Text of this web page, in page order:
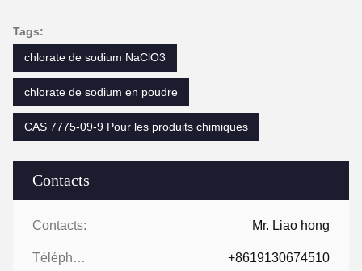
Contacts
Contacts: Mr. Liao hong
Téléphone: +8619130674510
Tags:
chlorate de sodium NaClO3
chlorate de sodium en poudre
CAS 7775-09-9 Pour les produits chimiques